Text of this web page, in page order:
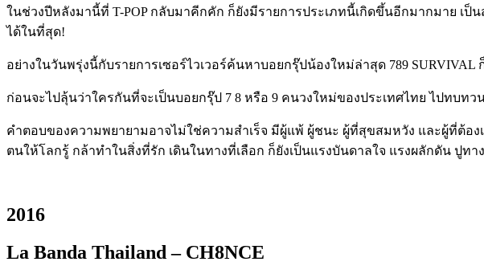
ในช่วงปีหลังมานี้ที่ T-POP กลับมาคีกคัก ก็ยังมีรายการประเภทนี้เกิดขึ้นอีกมากมาย เป็
ได้ในที่สุด!
อย่างในวันพรุ่งนี้กับรายการเซอร์ไวเวอร์ค้นหาบอยกรุ๊ปน้องใหม่ล่าสุด 789 SURVIVAL
ก่อนจะไปลุ้นว่าใครกันที่จะเป็นบอยกรุ๊ป 7 8 หรือ 9 คนวงใหม่ของประเทศไทย ไปทบทว
คำตอบของความพยายามอาจไม่ใช่ความสำเร็จ มีผู้แพ้ ผู้ชนะ ผู้ที่สุขสมหวัง และผู้ที่ต้อง
ตนให้โลกรู้ กล้าทำในสิ่งที่รัก เดินในทางที่เลือก ก็ยังเป็นแรงบันดาลใจ แรงผลักดัน ปู
2016
La Banda Thailand – CH8NCE